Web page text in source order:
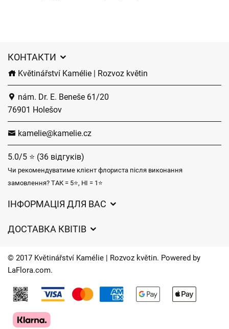
КОНТАКТИ
Květinářství Kamélie | Rozvoz květin
nám. Dr. E. Beneše 61/20
76901 Holešov
kamelie@kamelie.cz
5.0/5 ⭐ (36 відгуків)
Чи рекомендуватиме клієнт флориста після виконання
замовлення? ТАК = 5⭐, НІ = 1⭐
ІНФОРМАЦІЯ ДЛЯ ВАС
Захист персональних даних
Час доставки квітів – огляд можливостей
ДОСТАВКА КВІТІВ
Куди ми доставляємо квіти
Контакти
© 2017 Květinářství Kamélie | Rozvoz květin. Powered by
LaFlora.com.